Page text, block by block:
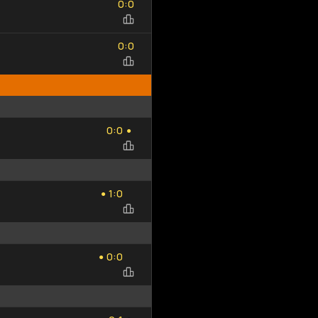
0:0
0:0
0
0:
0
0 ●
●
1
1:
0
0
●
0
0:
0
0
0 1